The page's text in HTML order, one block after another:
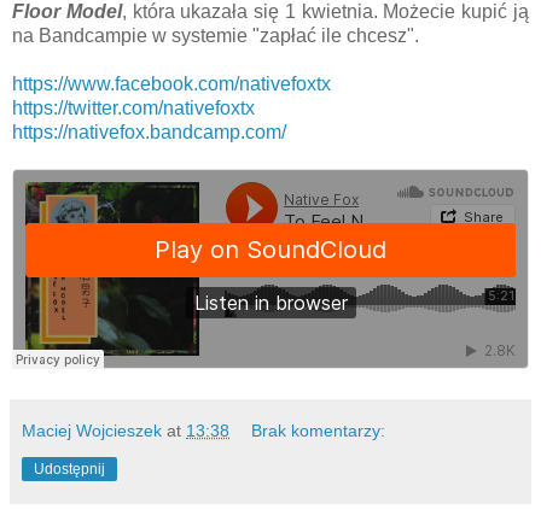
Floor Model, która ukazała się 1 kwietnia. Możecie kupić ją
na Bandcampie w systemie "zapłać ile chcesz".
https://www.facebook.com/nativefoxtx
https://twitter.com/nativefoxtx
https://nativefox.bandcamp.com/
Maciej Wojcieszek at 13:38 Brak komentarzy:
Udostępnij